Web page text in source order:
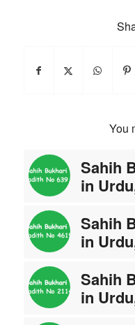
You
Sahih
in
Sahih
in
Sahih
in